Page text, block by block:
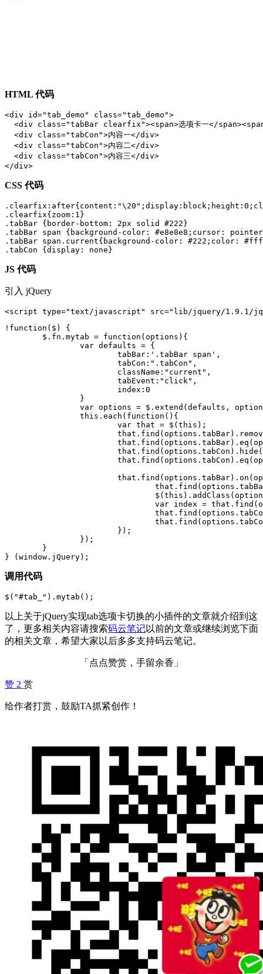
HTML 代码
<div id="tab_demo" class="tab_demo">
<div class="tabBar clearfix"><span>选项卡一</
  <div class="tabCon">内容一</div>
  <div class="tabCon">内容二</div>
  <div class="tabCon">内容三</div>
</div>
CSS 代码
.clearfix{zoom:1}
.tabBar {border-bottom: 2px solid #222}
.tabBar span {background-color: #e8e8e8;cursor:
.tabBar span.current{background-color: #222;color:
.tabCon {display: none}
JS 代码
引入 jQuery
<script type="text/javascript" src="lib/jquery/1.9.1/
!function($) {
} (window.jQuery);
调用代码
$("#tab_").mytab();
以上关于jQuery实现tab选项卡切换的小插件的文章就介绍到这
了，更多相关内容请搜索码云笔记以前的文章或继续浏览下面
的相关文章，希望大家以后多多支持码云笔记。
「点点赞赏，手留余香」
赞 2 赏
给作者打赏，鼓励TA抓紧创作！